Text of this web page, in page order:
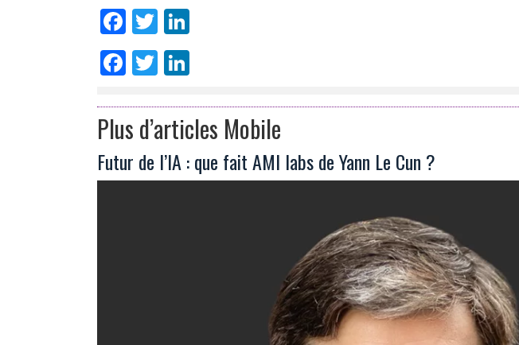
Facebook
Twitter
Facebook
Twitter
Plus d’articles Mobile
Futur de l’IA : que fait AMI labs de Yann Le Cun ?